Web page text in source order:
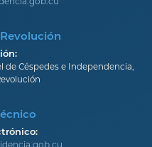
de Céspedes e Independencia,